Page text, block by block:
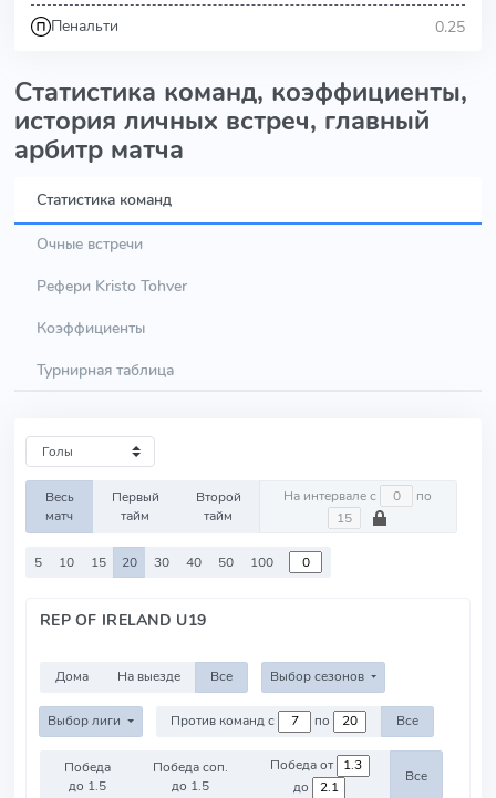
Пенальти 0.25
Статистика команд, коэффициенты,
история личных встреч, главный
арбитр матча
Статистика команд
Очные встречи
Рефери Kristo Tohver
Коэффициенты
Турнирная таблица
Весь
матч
Первый
тайм
Второй
тайм
На интервале с по
5 10 15 20 30 40 50 100
REP OF IRELAND U19
Дома На выезде Все Выбор сезонов
Выбор лиги Против команд с по Все
Победа
до 1.5
Победа соп.
до 1.5
Победа от
до
Все